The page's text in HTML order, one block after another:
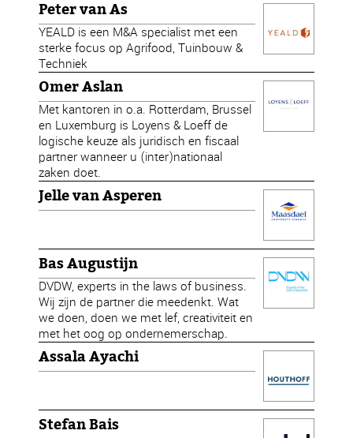
Peter van As
YEALD is een M&A specialist met een
sterke focus op Agrifood, Tuinbouw &
Techniek
Omer Aslan
Met kantoren in o.a. Rotterdam, Brussel
en Luxemburg is Loyens & Loeff de
logische keuze als juridisch en fiscaal
partner wanneer u (inter)nationaal
zaken doet.
Jelle van Asperen
Bas Augustijn
DVDW, experts in the laws of business.
Wij zijn de partner die meedenkt. Wat
we doen, doen we met lef, creativiteit en
met het oog op ondernemerschap.
Assala Ayachi
Stefan Bais